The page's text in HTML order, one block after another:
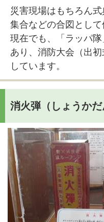
災害現場はもちろん
集合などの合図として
現在でも、「ラッパ
あり、消防大会（出
しています。
消火弾（しょうかだ